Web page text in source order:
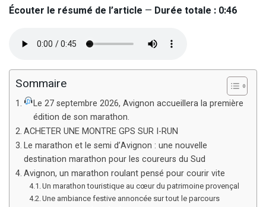
Écouter le résumé de l’article — Durée totale : 0:46
Sommaire
Le 27 septembre 2026, Avignon accueillera la première
édition de son marathon.
ACHETER UNE MONTRE GPS SUR I-RUN
Le marathon et le semi d’Avignon : une nouvelle
destination marathon pour les coureurs du Sud
Avignon, un marathon roulant pensé pour courir vite
Un marathon touristique au cœur du patrimoine provençal
Une ambiance festive annoncée sur tout le parcours